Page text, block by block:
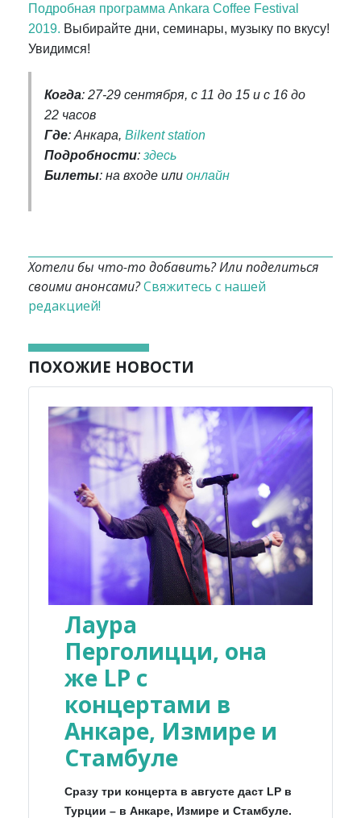
Подробная программа Ankara Coffee Festival
2019. Выбирайте дни, семинары, музыку по вкусу!
Увидимся!
Когда: 27-29 сентября, с 11 до 15 и с 16 до
22 часов
Где: Анкара, Bilkent station
Подробности: здесь
Билеты: на входе или онлайн
Хотели бы что-то добавить? Или поделиться
своими анонсами?Свяжитесь с нашей
редакцией!
ПОХОЖИЕ НОВОСТИ
Лаура
Перголицци, она
же LP с
концертами в
Анкаре, Измире и
Стамбуле
Сразу три концерта в августе даст LP в
Турции – в Анкаре, Измире и Стамбуле.